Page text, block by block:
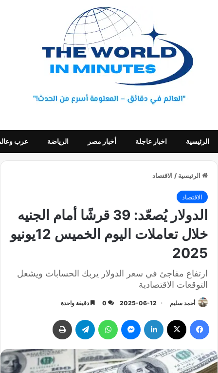
الرئيسية اخبار عاجلة أخبار مصر الرياضة عرب
الرئيسية / الاقتصاد
الاقتصاد
الدولار يُصعّد: 39 قرشًا أمام الجنيه
خلال تعاملات اليوم الخميس 12يونيو
2025
ارتفاع مفاجئ في سعر الدولار يربك الحسابات ويشعل
التوقعات الاقتصادية
أحمد سليم 2025-06-12
0 دقيقة واحدة